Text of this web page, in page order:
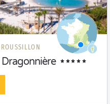
Dragonnière